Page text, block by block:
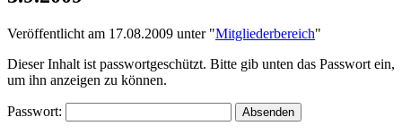
Veröffentlicht am 17.08.2009 unter "Mitgliederbereich"
Dieser Inhalt ist passwortgeschützt. Bitte gib unten das Passwort ein,
um ihn anzeigen zu können.
Passwort: